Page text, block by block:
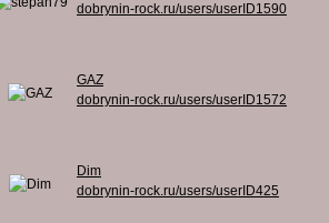
dobrynin-rock.ru/users/userID1590
GAZ
dobrynin-rock.ru/users/userID1572
Dim
dobrynin-rock.ru/users/userID425